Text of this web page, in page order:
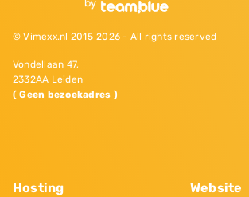
© Vimexx.nl 2015‐2026 - All rights reserved
Vondellaan 47,
2332AA Leiden
( Geen bezoekadres )
Hosting Website